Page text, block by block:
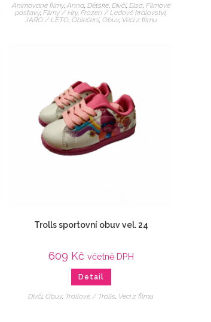
Animované filmy, Anna, Dětské, Dívčí, Elsa, Filmové
postavy,Filmy / Hry,Frozen / Ledové království,
JARO / LÉTO, Oblečení, Obuv, Veci z filmu
Trolls sportovní obuv vel. 24
609 Kč včetně DPH
Detail
Dívčí,Obuv, Trollové / Trolls, Veci z filmu